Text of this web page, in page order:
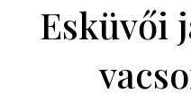
Esküvői